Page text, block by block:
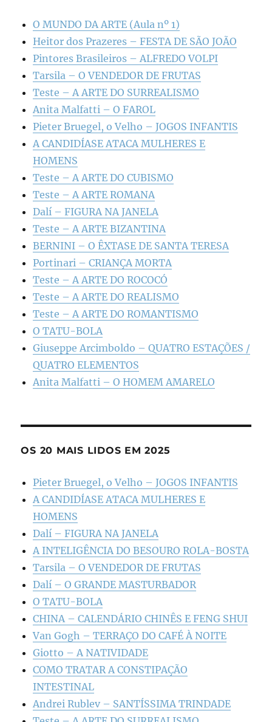
O MUNDO DA ARTE (Aula nº 1)
Heitor dos Prazeres – FESTA DE SÃO JOÃO
Pintores Brasileiros – ALFREDO VOLPI
Tarsila – O VENDEDOR DE FRUTAS
Teste – A ARTE DO SURREALISMO
Anita Malfatti – O FAROL
Pieter Bruegel, o Velho – JOGOS INFANTIS
A CANDIDÍASE ATACA MULHERES E
HOMENS
Teste – A ARTE DO CUBISMO
Teste – A ARTE ROMANA
Dalí – FIGURA NA JANELA
Teste – A ARTE BIZANTINA
BERNINI – O ÊXTASE DE SANTA TERESA
Portinari – CRIANÇA MORTA
Teste – A ARTE DO ROCOCÓ
Teste – A ARTE DO REALISMO
Teste – A ARTE DO ROMANTISMO
O TATU-BOLA
Giuseppe Arcimboldo – QUATRO ESTAÇÕES /
QUATRO ELEMENTOS
Anita Malfatti – O HOMEM AMARELO
OS 20 MAIS LIDOS EM 2025
Pieter Bruegel, o Velho – JOGOS INFANTIS
A CANDIDÍASE ATACA MULHERES E
HOMENS
Dalí – FIGURA NA JANELA
A INTELIGÊNCIA DO BESOURO ROLA-BOSTA
Tarsila – O VENDEDOR DE FRUTAS
Dalí – O GRANDE MASTURBADOR
O TATU-BOLA
CHINA – CALENDÁRIO CHINÊS E FENG SHUI
Van Gogh – TERRAÇO DO CAFÉ À NOITE
Giotto – A NATIVIDADE
COMO TRATAR A CONSTIPAÇÃO
INTESTINAL
Andrei Rublev – SANTÍSSIMA TRINDADE